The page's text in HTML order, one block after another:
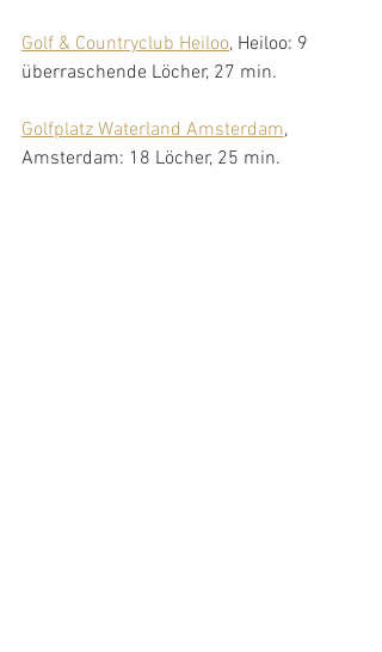
Golf & Countryclub Heiloo, Heiloo: 9
überraschende Löcher, 27 min.
Golfplatz Waterland Amsterdam,
Amsterdam: 18 Löcher, 25 min.